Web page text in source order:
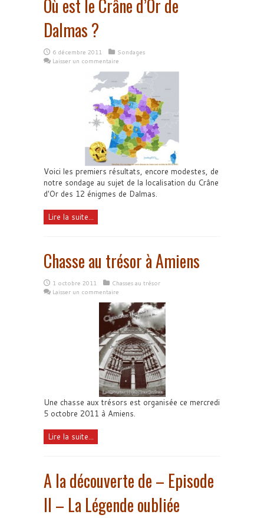
Où est le Crâne d’Or de
Dalmas ?
6 décembre 2011
Sondages
Laisser un commentaire
Voici les premiers résultats, encore modestes, de
notre sondage au sujet de la localisation du Crâne
d'Or des 12 énigmes de Dalmas.
Lire la suite...
Chasse au trésor à Amiens
1 octobre 2011
Chasses au trésor
Laisser un commentaire
Une chasse aux trésors est organisée ce mercredi
5 octobre 2011 à Amiens.
Lire la suite...
A la découverte de – Episode
II – La Légende oubliée